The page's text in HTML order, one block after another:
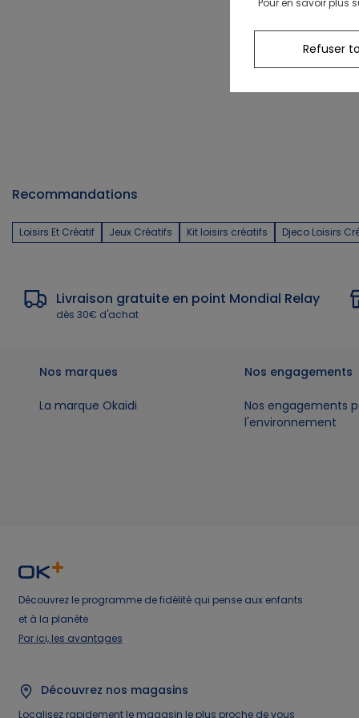
Recommandations
Loisirs Et Créatif Jeux Créatifs Kit loisirs créatifs Djeco Loisirs
Livraison gratuite en point Mondial Relay
dès 30€ d'achat
Nos marques
La marque Okaïdi
Nos engagements
Nos engagements
l'environnement
Découvrez le programme de fidélité qui pense aux enfants
et à la planète
Par ici, les avantages
Découvrez nos magasins
Localisez rapidement le magasin le plus proche de vous
Pour en savoir plus
Refuser